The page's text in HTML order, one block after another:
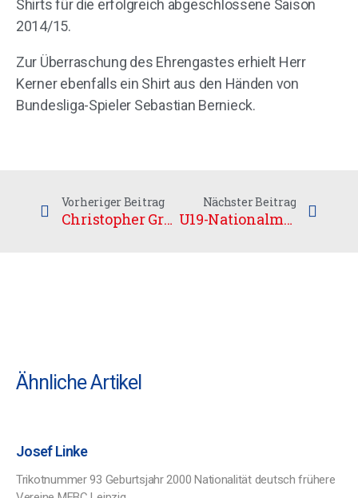
Shirts für die erfolgreich abgeschlossene Saison
2014/15.
Zur Überraschung des Ehrengastes erhielt Herr
Kerner ebenfalls ein Shirt aus den Händen von
Bundesliga-Spieler Sebastian Bernieck.
Vorheriger Beitrag
Christopher Gruhne neu beim UHC
Nächster Beitrag
U19-Nationalmannschaft der Damen zum Trainingslager in Calw
Ähnliche Artikel
Josef Linke
Trikotnummer 93 Geburtsjahr 2000 Nationalität deutsch frühere